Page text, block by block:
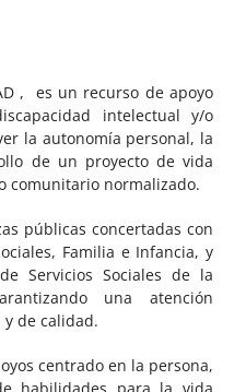
, es un recurso de apoyo
intelectual y/o
la autonomía personal, la
de un proyecto de vida
comunitario normalizado.
públicas concertadas con
Familia e Infancia, y
Servicios Sociales de la
una atención
de calidad.
centrado en la persona,